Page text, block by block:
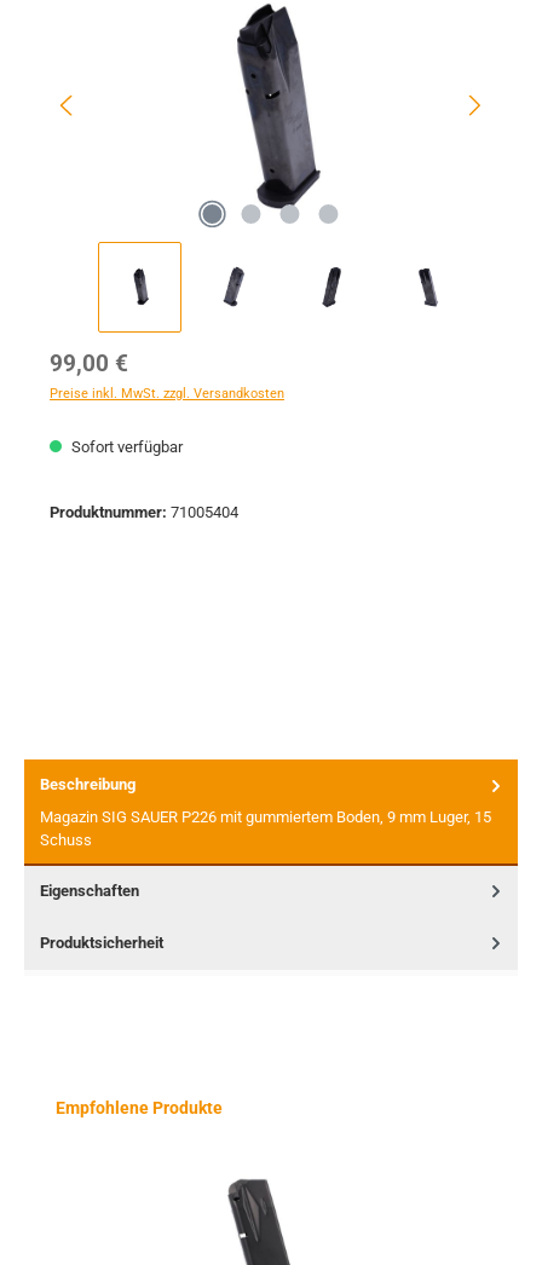
Regulärer Preis:
99,00 €
Preise inkl. MwSt. zzgl. Versandkosten
Sofort verfügbar
Produktnummer: 71005404
Beschreibung
Magazin SIG SAUER P226 mit gummiertem Boden, 9 mm Luger, 15
Schuss
Eigenschaften
Produktsicherheit
Produktgalerie überspringen
Empfohlene Produkte